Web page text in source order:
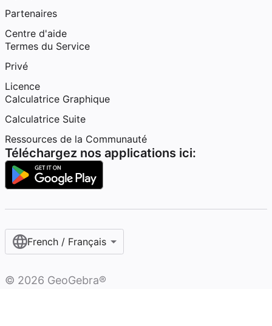
Partenaires
Centre d'aide
Termes du Service
Privé
Licence
Calculatrice Graphique
Calculatrice Suite
Ressources de la Communauté
Téléchargez nos applications ici:
French / Français‎
© 2026 GeoGebra®